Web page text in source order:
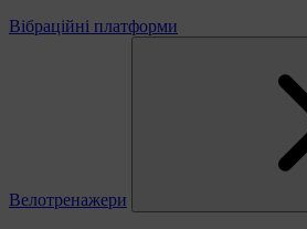
Вібраційні платформи
Велотренажери